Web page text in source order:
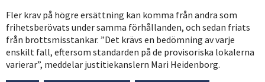
Fler krav på högre ersättning kan komma från andra som
frihetsberövats under samma förhållanden, och sedan friats
från brottsmisstankar. ”Det krävs en bedömning av varje
enskilt fall, eftersom standarden på de provisoriska lokalerna
varierar”, meddelar justitiekanslern Mari Heidenborg.